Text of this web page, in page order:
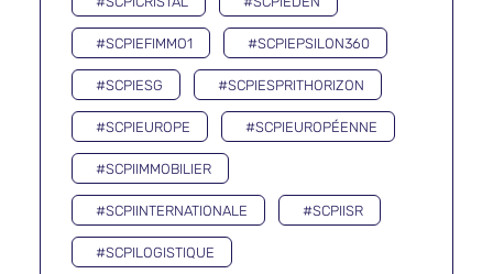
#SCPIEFIMMO1 #SCPIEPSILON360
#SCPIESG #SCPIESPRITHORIZON
#SCPIEUROPE #SCPIEUROPÉENNE
#SCPIIMMOBILIER
#SCPIINTERNATIONALE #SCPIISR
#SCPILOGISTIQUE